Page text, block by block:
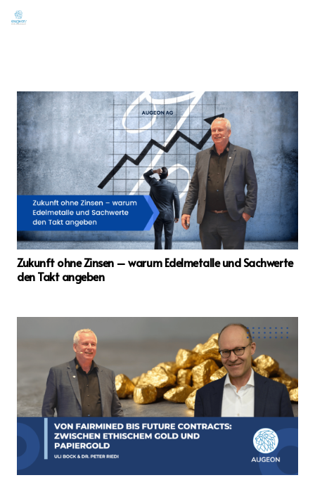
Zukunft ohne Zinsen – warum Edelmetalle und Sachwerte
den Takt angeben